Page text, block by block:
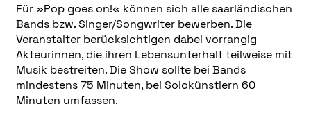
Für »Pop goes on!« können sich alle saarländischen
Bands bzw. Singer/Songwriter bewerben. Die
Veranstalter berücksichtigen dabei vorrangig
Akteurinnen, die ihren Lebensunterhalt teilweise mit
Musik bestreiten. Die Show sollte bei Bands
mindestens 75 Minuten, bei Solokünstlern 60
Minuten umfassen.